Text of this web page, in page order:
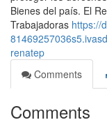
Bienes del país. El
Trabajadoras https://
renatep
Comments
Comments